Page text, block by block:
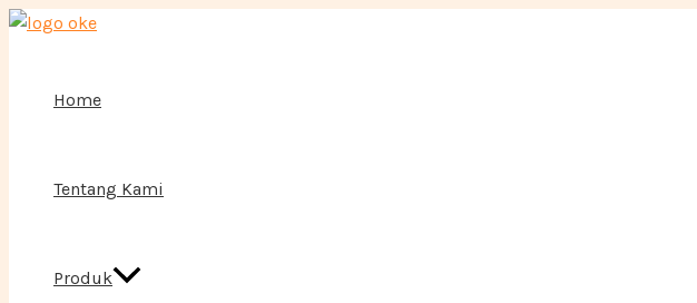
Lewati
Home
Tentang Kami
Produk
Menu